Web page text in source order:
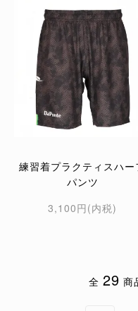
練習着プラクティスハー
パンツ
3,100円(内税)
全 29 商